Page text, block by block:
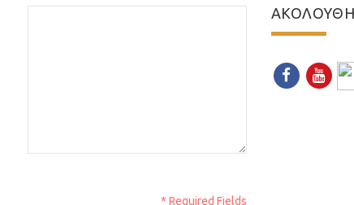
* Required Fields